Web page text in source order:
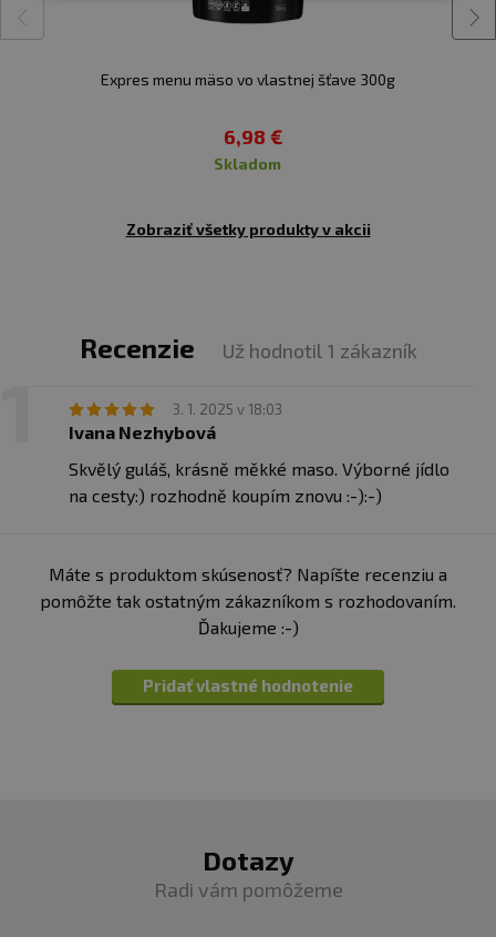
do 48 hodín. Jedlá Express Menu majú trvanlivosť 36
Upozornenie pre alergikov:alergény v zložení
vyznačené tučným písmom
Expres menu mäso vo vlastnej šťave 300g
6,98 €
skladom
Zobraziť všetky produkty v akcii
Recenzie Už hodnotil 1 zákazník
3. 1. 2025 v 18:03
Ivana Nezhybová
Skvělý guláš, krásně měkké maso. Výborné jídlo
na cesty:) rozhodně koupím znovu :-):-)
Máte s produktom skúsenosť? Napíšte recenziu a
pomôžte tak ostatným zákazníkom s rozhodovaním.
Ďakujeme :-)
Pridať vlastné hodnotenie
Dotazy
Radi vám pomôžeme